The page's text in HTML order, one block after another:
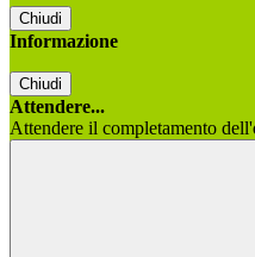
Chiudi
Informazione
Chiudi
Attendere...
Attendere il completamento